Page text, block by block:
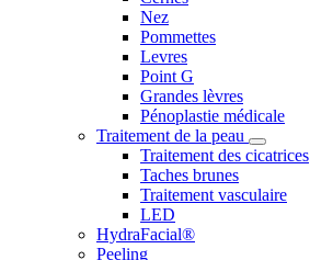
Nez
Pommettes
Levres
Point G
Grandes lèvres
Pénoplastie médicale
Traitement de la peau
Traitement des cicatrices
Taches brunes
Traitement vasculaire
LED
HydraFacial®
Peeling